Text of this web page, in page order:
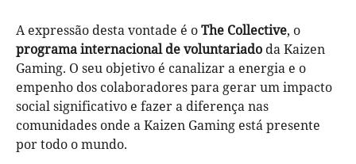
A expressão desta vontade é oThe Collective, o
programa internacional de voluntariado da Kaizen
Gaming. O seu objetivo é canalizar a energia e o
empenho dos colaboradores para gerar um impacto
social significativo e fazer a diferença nas
comunidades onde a Kaizen Gaming está presente
por todo o mundo.